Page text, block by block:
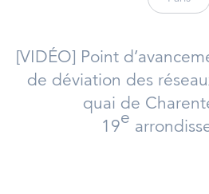
[VIDÉO] Point
de déviation des
quai de
19e